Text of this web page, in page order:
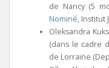
de Nancy (5
Nominé, Institut
Oleksandra
(dans le cadre
de Lorraine